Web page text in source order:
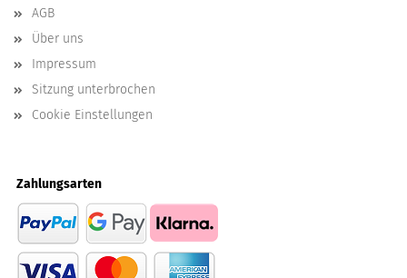
AGB
Über uns
Impressum
Sitzung unterbrochen
Cookie Einstellungen
Zahlungsarten